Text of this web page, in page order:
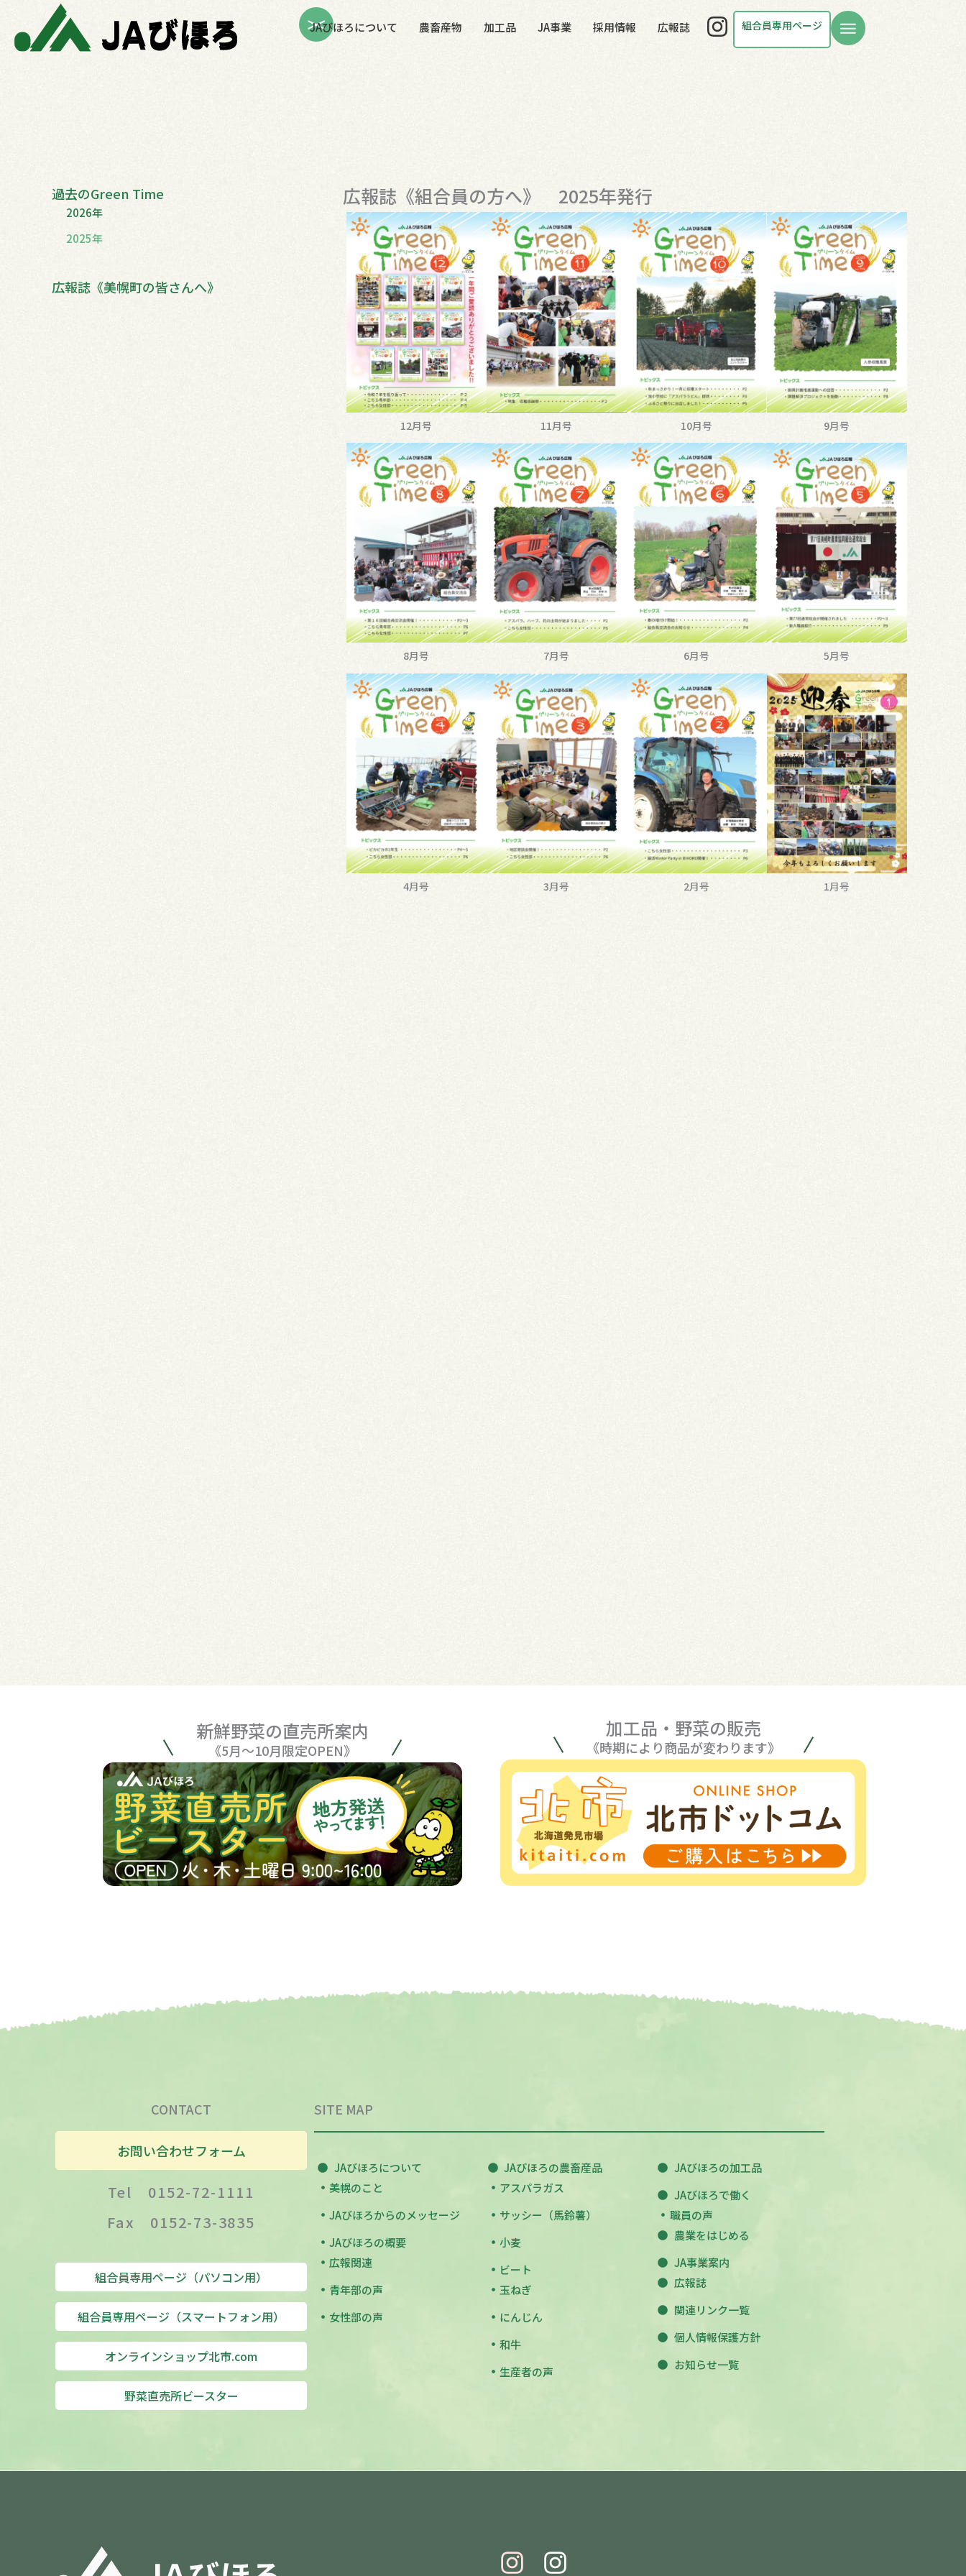
JAびほろについて 農畜産物 加工品 JA事業 採用情報 広報誌 Instagram
組合員専用ページ
過去のGreen Time
2026年
2025年
広報誌《美幌町の皆さんへ》
広報誌《組合員の方へ》 2025年発行
12月号 11月号 10月号 9月号
8月号 7月号 6月号 5月号
4月号 3月号 2月号 1月号
新鮮野菜の直売所案内
《5月〜10月限定OPEN》
加工品・野菜の販売
《時期により商品が変わります》
CONTACT
お問い合わせフォーム
Tel 0152-72-1111
Fax 0152-73-3835
組合員専用ページ（パソコン用）
組合員専用ページ（スマートフォン用）
オンラインショップ北市.com
野菜直売所ビースター
SITE MAP
JAびほろについて
美幌のこと
JAびほろからのメッセージ
JAびほろの概要
広報関連
青年部の声
女性部の声
JAびほろの農畜産品
アスパラガス
サッシー（馬鈴薯）
小麦
ビート
玉ねぎ
にんじん
和牛
生産者の声
JAびほろの加工品
JAびほろで働く
職員の声
農業をはじめる
JA事業案内
広報誌
関連リンク一覧
個人情報保護方針
お知らせ一覧